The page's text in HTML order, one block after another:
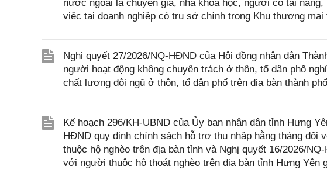
nước ngoài là chuyên gia, nhà khoa học, người có tài
việc tại doanh nghiệp có trụ sở chính trong Khu thương mại
Nghị quyết 27/2026/NQ-HĐND của Hội đồng nhân dân
người hoạt động không chuyên trách ở thôn, tổ dân phố
chất lượng đội ngũ ở thôn, tổ dân phố trên địa bàn thành
Kế hoạch 296/KH-UBND của Ủy ban nhân dân tỉnh Hưng
HĐND quy định chính sách hỗ trợ thu nhập hằng tháng đối
thuộc hộ nghèo trên địa bàn tỉnh và Nghị quyết 16/2026/
với người thuộc hộ thoát nghèo trên địa bàn tỉnh Hưng Yên